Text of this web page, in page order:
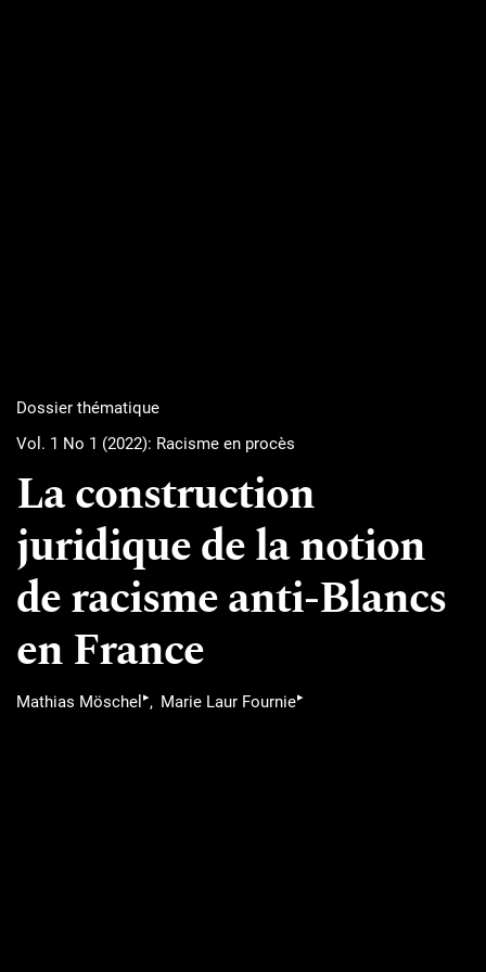
Dossier thématique
Vol. 1 No 1 (2022): Racisme en procès
La construction
juridique de la notion
de racisme anti-Blancs
en France
Mathias Möschel ▸ Marie Laur Fournie▸